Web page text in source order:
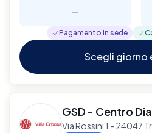
-
Pagamento in sede
Scegli giorno
GSD - Centro
Via Rossini 1 - 24047